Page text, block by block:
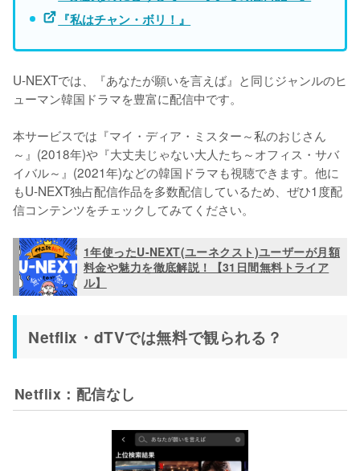
『私はチャン・ボリ！』
U-NEXTでは、『あなたが願いを言えば』と同じジャンルのヒ
ューマン韓国ドラマを豊富に配信中です。
本サービスでは『マイ・ディア・ミスター～私のおじさん
～』(2018年)や『大丈夫じゃない大人たち～オフィス・サバ
イバル～』(2021年)などの韓国ドラマも視聴できます。他に
もU-NEXT独占配信作品を多数配信しているため、ぜひ1度配
信コンテンツをチェックしてみてください。
1年使ったU-NEXT(ユーネクスト)ユーザーが月額
料金や魅力を徹底解説！【31日間無料トライア
ル】
Netflix・dTVでは無料で観られる？
Netflix：配信なし